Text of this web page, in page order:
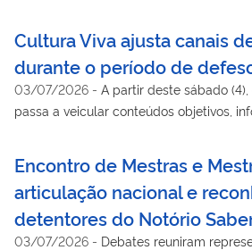
Cultura Viva ajusta canais
durante o período de
03/07/2026 - A partir deste sábado
passa a veicular conteúdos objetivos,
Encontro de Mestras e
articulação nacional e
detentores do Notório
03/07/2026 - Debates reuniram